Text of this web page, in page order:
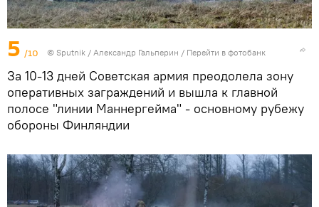
5 /10 © Sputnik / Александр Гальперин / Перейти в фотобанк
За 10-13 дней Советская армия преодолела зону
оперативных заграждений и вышла к главной
полосе "линии Маннергейма" - основному рубежу
обороны Финляндии